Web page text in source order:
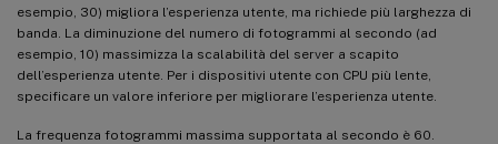
esempio, 30) migliora l’esperienza utente, ma richiede più larghezza di
banda. La diminuzione del numero di fotogrammi al secondo (ad
esempio, 10) massimizza la scalabilità del server a scapito
dell’esperienza utente. Per i dispositivi utente con CPU più lente,
specificare un valore inferiore per migliorare l’esperienza utente.
La frequenza fotogrammi massima supportata al secondo è 60.